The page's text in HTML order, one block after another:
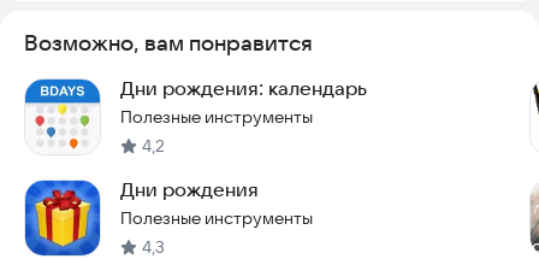
Возможно, вам понравится
Дни рождения: календарь
Полезные инструменты
4,2
Дни рождения
Полезные инструменты
4,3